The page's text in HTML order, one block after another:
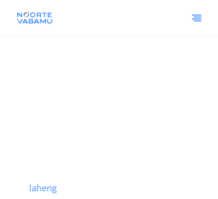
laheng